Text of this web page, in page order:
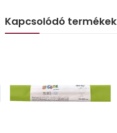
Kapcsolódó termékek